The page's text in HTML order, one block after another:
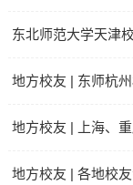
地方校友 | 东师杭
地方校友 | 各地校